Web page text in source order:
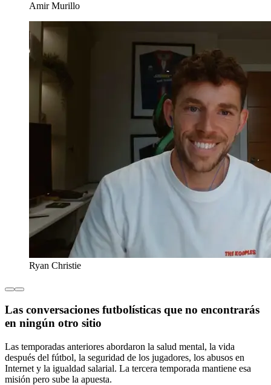
Amir Murillo
Ryan Christie
Las conversaciones futbolísticas que no encontrarás
en ningún otro sitio
Las temporadas anteriores abordaron la salud mental, la vida
después del fútbol, la seguridad de los jugadores, los abusos en
Internet y la igualdad salarial. La tercera temporada mantiene esa
misión pero sube la apuesta.